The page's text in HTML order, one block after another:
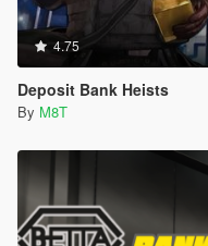
4.75
Deposit Bank Heists
By M8T